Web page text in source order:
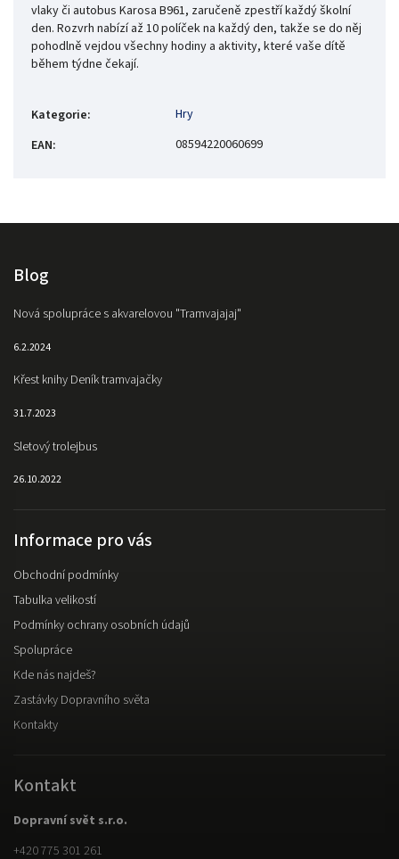
vlaky či autobus Karosa B961, zaručeně zpestří každý školní
den. Rozvrh nabízí až 10 políček na každý den, takže se do něj
pohodlně vejdou všechny hodiny a aktivity, které vaše dítě
během týdne čekají.
Kategorie:
Hry
EAN: 08594220060699
Blog
Nová spolupráce s akvarelovou "Tramvajajaj"
6.2.2024
Křest knihy Deník tramvajačky
31.7.2023
Sletový trolejbus
26.10.2022
Informace pro vás
Obchodní podmínky
Tabulka velikostí
Podmínky ochrany osobních údajů
Spolupráce
Kde nás najdeš?
Zastávky Dopravního světa
Kontakty
Kontakt
Dopravní svět s.r.o.
+420 775 301 261